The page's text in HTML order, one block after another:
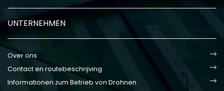
UNTERNEHMEN
Over ons
Contact en routebeschrijving
Informationen zum Betrieb von Drohnen